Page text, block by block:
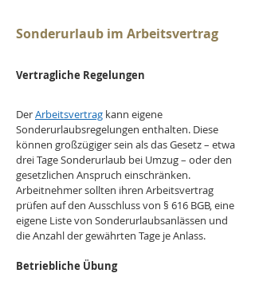
Sonderurlaub im Arbeitsvertrag
Vertragliche Regelungen
Der Arbeitsvertrag kann eigene
Sonderurlaubsregelungen enthalten. Diese
können großzügiger sein als das Gesetz – etwa
drei Tage Sonderurlaub bei Umzug – oder den
gesetzlichen Anspruch einschränken.
Arbeitnehmer sollten ihren Arbeitsvertrag
prüfen auf den Ausschluss von § 616 BGB, eine
eigene Liste von Sonderurlaubsanlässen und
die Anzahl der gewährten Tage je Anlass.
Betriebliche Übung